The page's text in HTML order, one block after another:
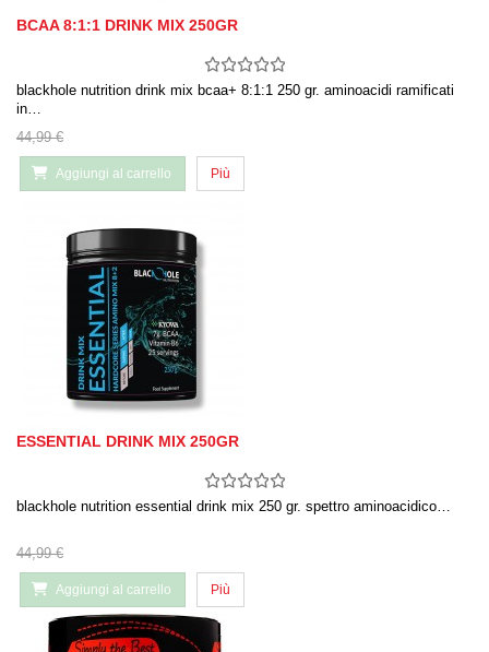
BCAA 8:1:1 DRINK MIX 250GR
blackhole nutrition drink mix bcaa+ 8:1:1 250 gr. aminoacidi ramificati
in…
44,99 €
Aggiungi al carrello Più
ESSENTIAL DRINK MIX 250GR
blackhole nutrition essential drink mix 250 gr. spettro aminoacidico…
44,99 €
Aggiungi al carrello Più